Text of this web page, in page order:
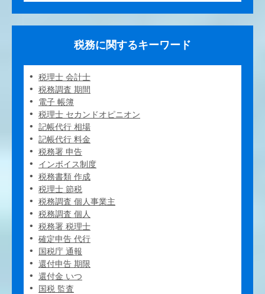
税務に関するキーワード
税理士 会計士
税務調査 期間
電子 帳簿
税理士 セカンドオピニオン
記帳代行 相場
記帳代行 料金
税務署 申告
インボイス制度
税務書類 作成
税理士 節税
税務調査 個人事業主
税務調査 個人
税務署 税理士
確定申告 代行
国税庁 通報
還付申告 期限
還付金 いつ
国税 監査